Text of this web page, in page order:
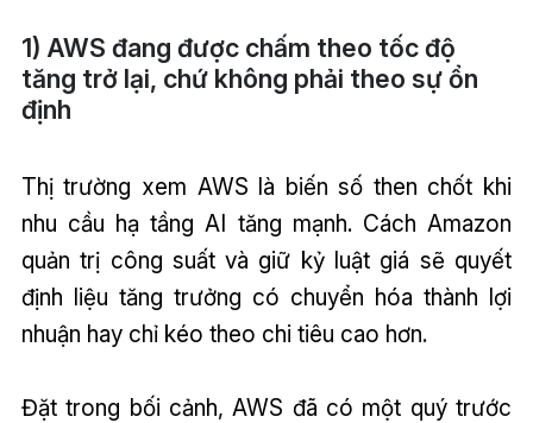
1) AWS đang được chấm theo tốc độ
tăng trở lại, chứ không phải theo sự ổn
định
Thị trường xem AWS là biến số then chốt khi
nhu cầu hạ tầng AI tăng mạnh. Cách Amazon
quản trị công suất và giữ kỷ luật giá sẽ quyết
định liệu tăng trưởng có chuyển hóa thành lợi
nhuận hay chỉ kéo theo chi tiêu cao hơn.
Đặt trong bối cảnh, AWS đã có một quý trước